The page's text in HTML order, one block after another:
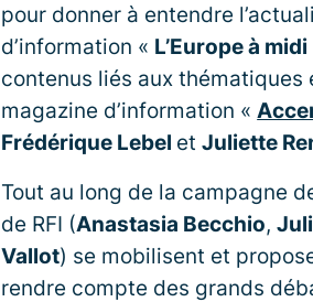
pour donner à entendre
d’information « L’Europe à midi
contenus liés aux
magazine d’information «
Frédérique Lebel etJuliette
Tout au long de la campagne
de RFI (Anastasia Becchio,
Vallot) se mobilisent et
rendre compte des grands